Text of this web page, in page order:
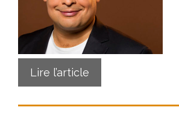
Lire l’article